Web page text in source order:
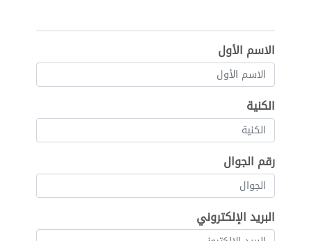
الاسم الأول
الكنية
رقم الجوال
البريد الإلكتروني